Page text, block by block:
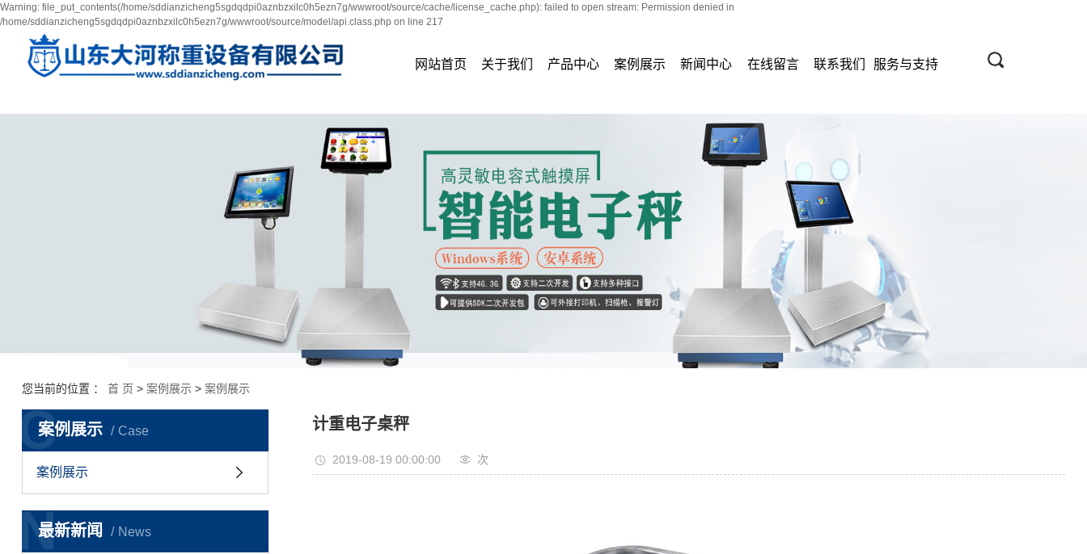
Warning: file_put_contents(/home/sddianzicheng5sgdqdpi0aznbzxilc0h5ezn7g/wwwroot/source/cache/license_cache.php): failed to open stream: Permission denied in
/home/sddianzicheng5sgdqdpi0aznbzxilc0h5ezn7g/wwwroot/source/model/api.class.php on line 217
网站首页 关于我们 产品中心 案例展示 新闻中心 在线留言 联系我们 服务与支持
您当前的位置 ： 首 页 > 案例展示> 案例展示
案例展示 Case
C
案例展示
最新新闻 News
N
计重电子桌秤
2019-08-19 00:00:00 次